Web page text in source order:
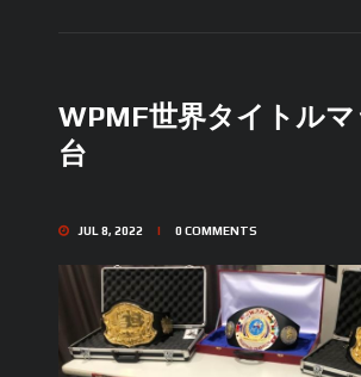
WPMF世界タイトルマ
台
JUL 8, 2022 0COMMENTS